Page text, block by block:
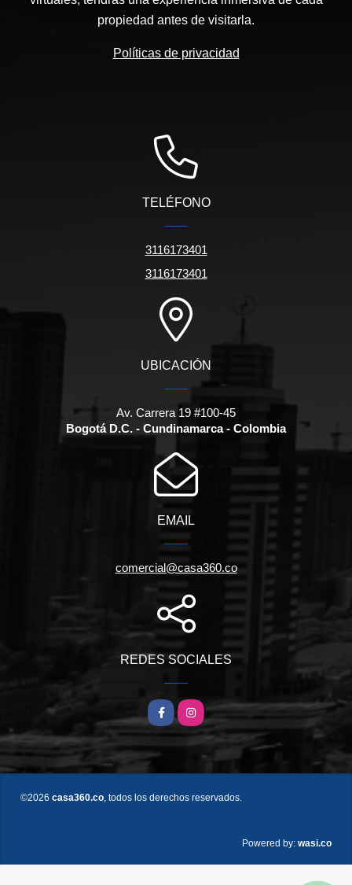
propiedad antes de visitarla.
Políticas de privacidad
TELÉFONO
3116173401
3116173401
UBICACIÓN
Av. Carrera 19 #100-45
Bogotá D.C. - Cundinamarca - Colombia
EMAIL
comercial@casa360.co
REDES SOCIALES
FacebookInstagram
©2026 casa360.co , todos los derechos reservados.
Powered by: wasi.co